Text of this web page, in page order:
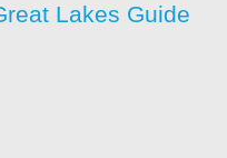
Lakes Guide